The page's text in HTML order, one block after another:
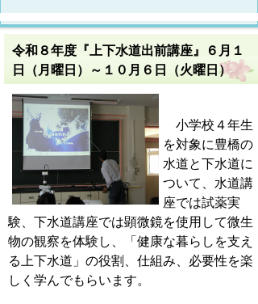
令和８年度『上下水道出前講座』６月１
日（月曜日）～１０月６日（火曜日 ）
小学校４年生
を対象に豊橋の
水道と下水道に
ついて、水道講
座では試薬実
験、下水道講座では顕微鏡を使用して微生
物の観察を体験し、「健康な暮らしを支え
る上下水道」の役割、仕組み、必要性を楽
しく学んでもらいます。